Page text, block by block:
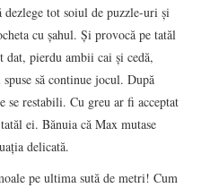
dezlege tot soiul de puzzle-uri şi
cu şahul. Şi provocă pe tatăl
pierdu ambii cai şi cedă,
să continue jocul. După
se restabili. Cu greu ar fi acceptat
ei. Bănuia că Max mutase
delicată.
pe ultima sută de metri! Cum